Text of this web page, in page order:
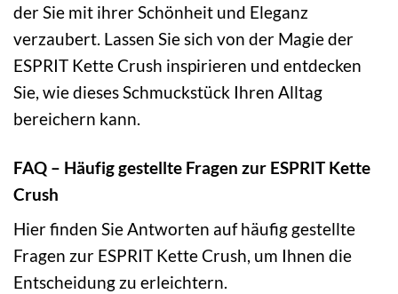
der Sie mit ihrer Schönheit und Eleganz
verzaubert. Lassen Sie sich von der Magie der
ESPRIT Kette Crush inspirieren und entdecken
Sie, wie dieses Schmuckstück Ihren Alltag
bereichern kann.
FAQ – Häufig gestellte Fragen zur ESPRIT Kette
Crush
Hier finden Sie Antworten auf häufig gestellte
Fragen zur ESPRIT Kette Crush, um Ihnen die
Entscheidung zu erleichtern.